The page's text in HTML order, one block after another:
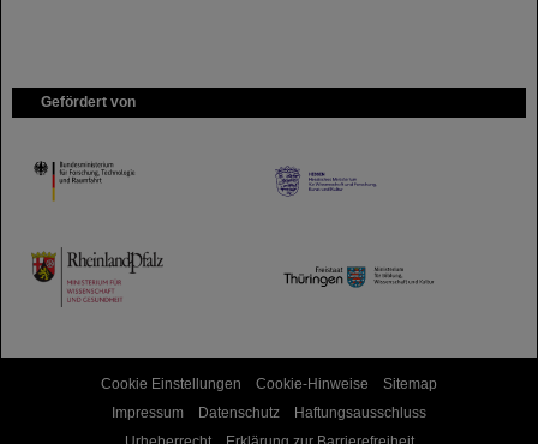
Gefördert von
HMWK
TMWWDG
Cookie Einstellungen Cookie-Hinweise
Sitemap
Impressum
Datenschutz
Haftungsausschluss